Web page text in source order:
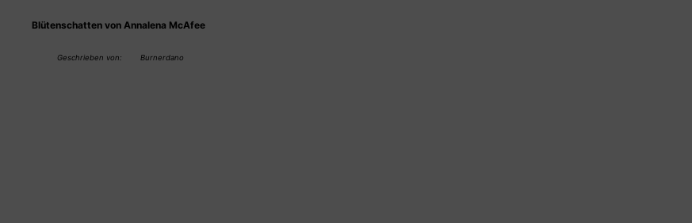
Blütenschatten von Annalena McAfee
Geschrieben von: Burnerdano